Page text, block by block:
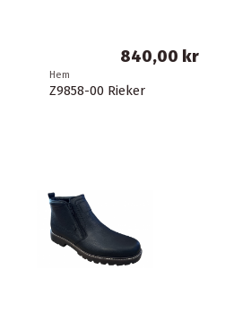
Hem
Z9858-00 Rieker
840,00 kr